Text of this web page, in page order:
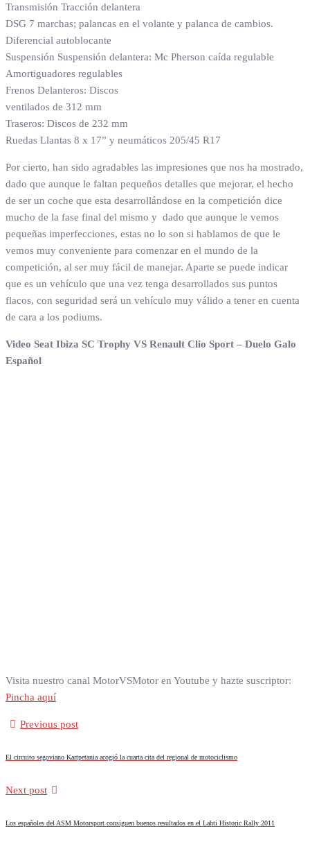
Transmisión Tracción delantera
DSG 7 marchas; palancas en el volante y palanca de cambios.
Diferencial autoblocante
Suspensión Suspensión delantera: Mc Pherson caída regulable
Amortiguadores regulables
Frenos Delanteros: Discos
ventilados de 312 mm
Traseros: Discos de 232 mm
Ruedas Llantas 8 x 17” y neumáticos 205/45 R17
Por cierto, han sido agradables las impresiones que nos ha mostrado,
dado que aunque le faltan pequeños detalles que mejorar, el hecho
de ser un coche que esta desarrollándose en la competición dice
mucho de la fase final del mismo y dado que aunque le vemos
pequeñas imperfecciones, estas no lo son si hablamos de que le
vemos muy conveniente para comenzar en el mundo de la
competición, al ser muy fácil de manejar. Aparte se puede indicar
que es un vehículo que una vez tenga desarrollados sus puntos
flacos, con seguridad será un vehículo muy válido a tener en cuenta
de cara a los podiums.
Video Seat Ibiza SC Trophy VS Renault Clio Sport – Duelo Galo
Español
Visita nuestro canal MotorVSMotor en Youtube y hazte suscriptor:
Pincha aquí
Previous post
El circuito segoviano Kartpetania acogió la cuarta cita del regional de motociclismo
Next post
Los españoles del ASM Motorsport consiguen buenos resultados en el Lahti Historic Rally 2011